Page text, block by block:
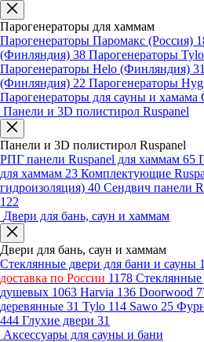
Парогенераторы для хаммам
Парогенераторы Паромакс (Россия)
(Финляндия) 38 Парогенераторы
Парогенераторы Helo (Финляндия) 31
(Финляндия) 22 Парогенераторы
Парогенераторы для сауны и хамама
Панели и 3D полистирол Ruspanel
Панели и 3D полистирол Ruspanel
РПГ панели Ruspanel для хаммам 65
для хаммам 23 Комплектующие
гидроизоляция) 40 Сендвич панели
122
Двери для бань, саун и хаммам
Двери для бань, саун и хаммам
Стеклянные двери для бани и сауны
доставка по России 1178 Стеклянные
душевых 1063 Harvia 136 Doorwood
деревянные 31 Tylo 114 Sawo 25
444 Глухие двери 31
Аксессуары для сауны и бани